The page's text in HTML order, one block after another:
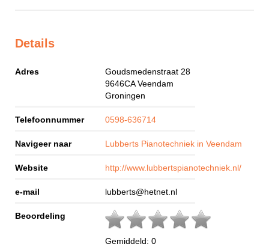
Details
Adres
Goudsmedenstraat 28
9646CA Veendam
Groningen
Telefoonnummer 0598-636714
Navigeer naar Lubberts Pianotechniek in Veendam
Website http://www.lubbertspianotechniek.nl/
e-mail lubberts@hetnet.nl
Beoordeling
Gemiddeld: 0